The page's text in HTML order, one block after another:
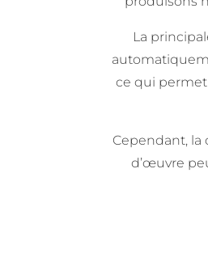
La
ce qui
Cependant,
d’œuvre